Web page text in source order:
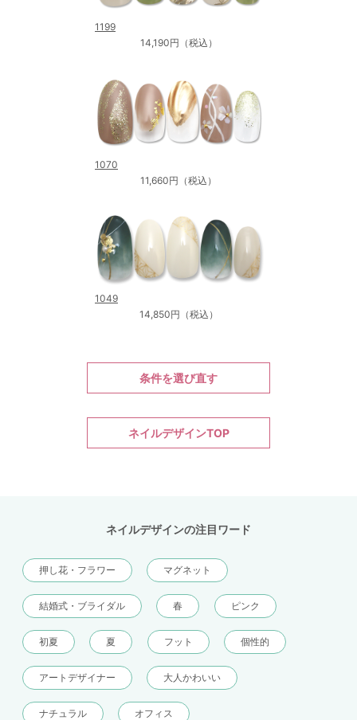
1199
14,190円（税込）
1070
11,660円（税込）
1049
14,850円（税込）
条件を選び直す
ネイルデザインTOP
ネイルデザインの注目ワード
押し花・フラワー マグネット
結婚式・ブライダル 春 ピンク
初夏 夏 フット 個性的
アートデザイナー 大人かわいい
ナチュラル オフィス